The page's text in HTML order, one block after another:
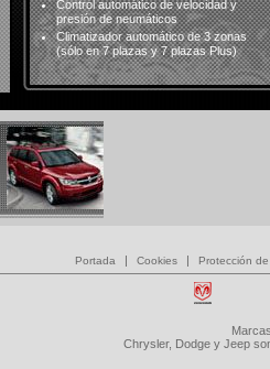
Control automático de velocidad y
presión de neumáticos
Climatizador automático de 3 zonas
(sólo en 7 plazas y 7 plazas Plus)
Portada | Cookies | Protección
Chrysler, Dodge y Jeep